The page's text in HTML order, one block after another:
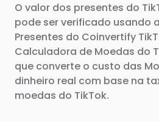
O valor dos presentes do
pode ser verificado usando
Presentes do Coinvertify
Calculadora de Moedas do
que converte o custo das
dinheiro real com base na
moedas do TikTok.